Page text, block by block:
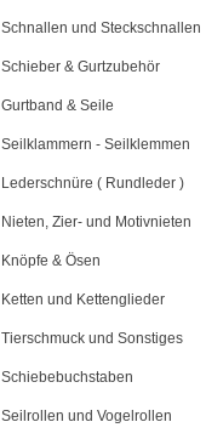
Schnallen und Steckschnallen
Schieber & Gurtzubehör
Gurtband & Seile
Seilklammern - Seilklemmen
Lederschnüre ( Rundleder )
Nieten, Zier- und Motivnieten
Knöpfe & Ösen
Ketten und Kettenglieder
Tierschmuck und Sonstiges
Schiebebuchstaben
Seilrollen und Vogelrollen